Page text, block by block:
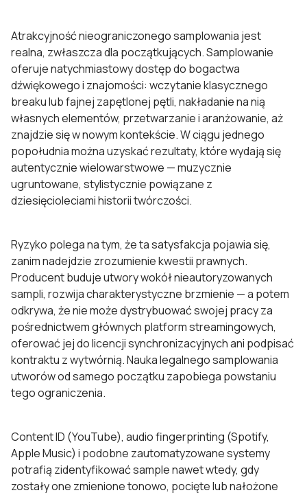
Atrakcyjność nieograniczonego samplowania jest
realna, zwłaszcza dla początkujących. Samplowanie
oferuje natychmiastowy dostęp do bogactwa
dźwiękowego i znajomości: wczytanie klasycznego
breaku lub fajnej zapętlonej pętli, nakładanie na nią
własnych elementów, przetwarzanie i aranżowanie, aż
znajdzie się w nowym kontekście. W ciągu jednego
popołudnia można uzyskać rezultaty, które wydają się
autentycznie wielowarstwowe — muzycznie
ugruntowane, stylistycznie powiązane z
dziesięcioleciami historii twórczości.
Ryzyko polega na tym, że ta satysfakcja pojawia się,
zanim nadejdzie zrozumienie kwestii prawnych.
Producent buduje utwory wokół nieautoryzowanych
sampli, rozwija charakterystyczne brzmienie — a potem
odkrywa, że nie może dystrybuować swojej pracy za
pośrednictwem głównych platform streamingowych,
oferować jej do licencji synchronizacyjnych ani podpisać
kontraktu z wytwórnią. Nauka legalnego samplowania
utworów od samego początku zapobiega powstaniu
tego ograniczenia.
Content ID (YouTube), audio fingerprinting (Spotify,
Apple Music) i podobne zautomatyzowane systemy
potrafią zidentyfikować sample nawet wtedy, gdy
zostały one zmienione tonowo, pocięte lub nałożone